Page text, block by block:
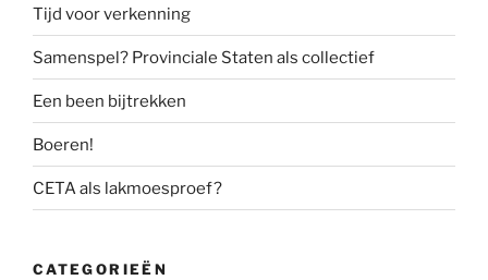
Tijd voor verkenning
Samenspel? Provinciale Staten als collectief
Een been bijtrekken
Boeren!
CETA als lakmoesproef?
CATEGORIEËN